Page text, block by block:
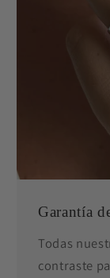
Garantía
Todas
contraste